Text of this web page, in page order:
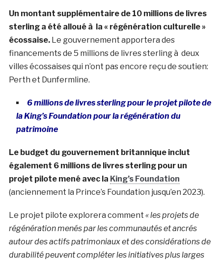
Un montant supplémentaire de 10 millions de livres
sterling a été alloué à la « régénération culturelle »
écossaise.Le gouvernement apportera des
financements de 5 millions de livres sterling à deux
villes écossaises qui n’ont pas encore reçu de soutien:
Perth et Dunfermline.
6 millions de livres sterling pour le projet pilote de
la King’s Foundation pour la régénération du
patrimoine
Le budget du gouvernement britannique inclut
également 6 millions de livres sterling pour un
projet pilote mené avec la King’s Foundation
(anciennement la Prince’s Foundation jusqu’en 2023).
Le projet pilote explorera comment « les projets de
régénération menés par les communautés et ancrés
autour des actifs patrimoniaux et des considérations de
durabilité peuvent compléter les initiatives plus larges